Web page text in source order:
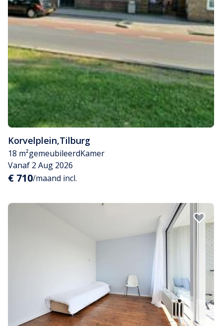
Korvelplein,Tilburg
18 m²gemeubileerdKamer
Vanaf 2 Aug 2026
€ 710/maand incl.